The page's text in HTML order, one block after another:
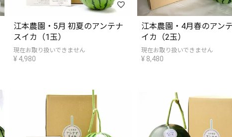
江本農園・5月 初夏のアンテナ
スイカ（1玉）
現在お取り扱いできません
¥ 4,980
江本農園・4月春のアン
イカ（2玉）
現在お取り扱いできません
¥ 8,480